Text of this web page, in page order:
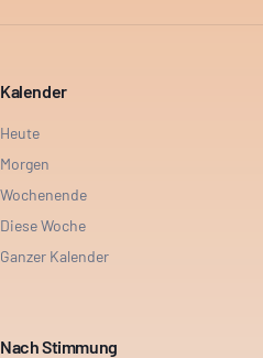
Kalender
Heute
Morgen
Wochenende
Diese Woche
Ganzer Kalender
Nach Stimmung